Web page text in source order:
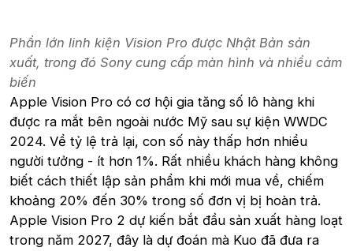
Phần lớn linh kiện Vision Pro được Nhật Bản sản
xuất, trong đó Sony cung cấp màn hình và nhiều cảm
biến
Apple Vision Pro có cơ hội gia tăng số lô hàng khi
được ra mắt bên ngoài nước Mỹ sau sự kiện WWDC
2024. Về tỷ lệ trả lại, con số này thấp hơn nhiều
người tưởng - ít hơn 1%. Rất nhiều khách hàng không
biết cách thiết lập sản phẩm khi mới mua về, chiếm
khoảng 20% đến 30% trong số đơn vị bị hoàn trả.
Apple Vision Pro 2 dự kiến bắt đầu sản xuất hàng loạt
trong năm 2027, đây là dự đoán mà Kuo đã đưa ra